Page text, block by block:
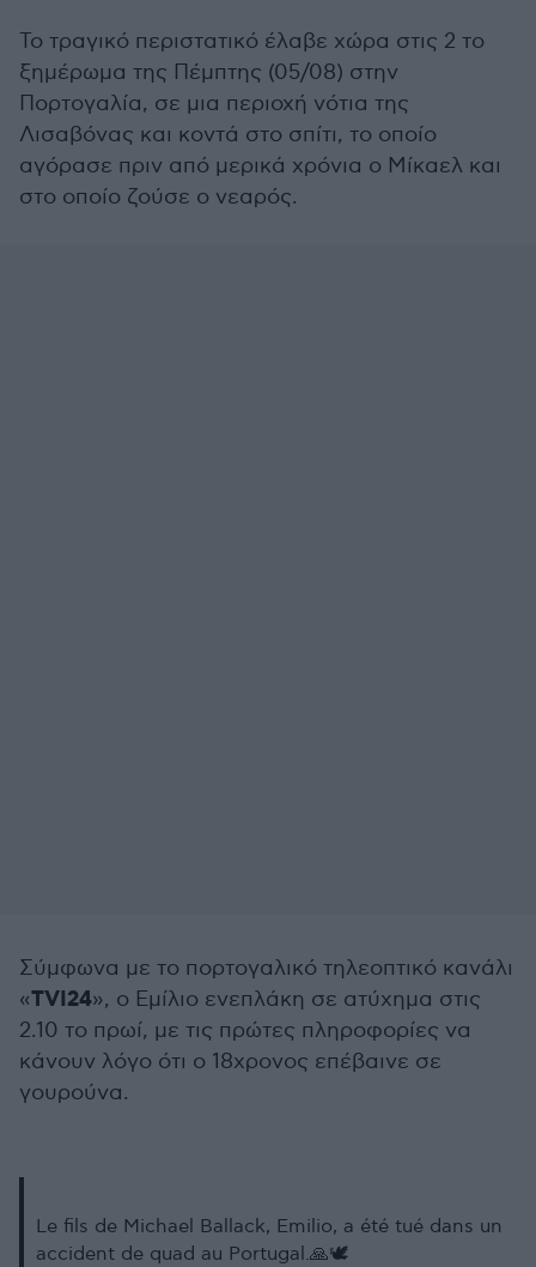
Το τραγικό περιστατικό έλαβε χώρα στις 2 το
ξημέρωμα της Πέμπτης (05/08) στην
Πορτογαλία, σε μια περιοχή νότια της
Λισαβόνας και κοντά στο σπίτι, το οποίο
αγόρασε πριν από μερικά χρόνια ο Μίκαελ και
στο οποίο ζούσε ο νεαρός.
Σύμφωνα με το πορτογαλικό τηλεοπτικό κανάλι
«TVI24», ο Εμίλιο ενεπλάκη σε ατύχημα στις
2.10 το πρωί, με τις πρώτες πληροφορίες να
κάνουν λόγο ότι ο 18χρονος επέβαινε σε
γουρούνα.
Le fils de Michael Ballack, Emilio, a été tué dans un
accident de quad au Portugal.🙏🕊